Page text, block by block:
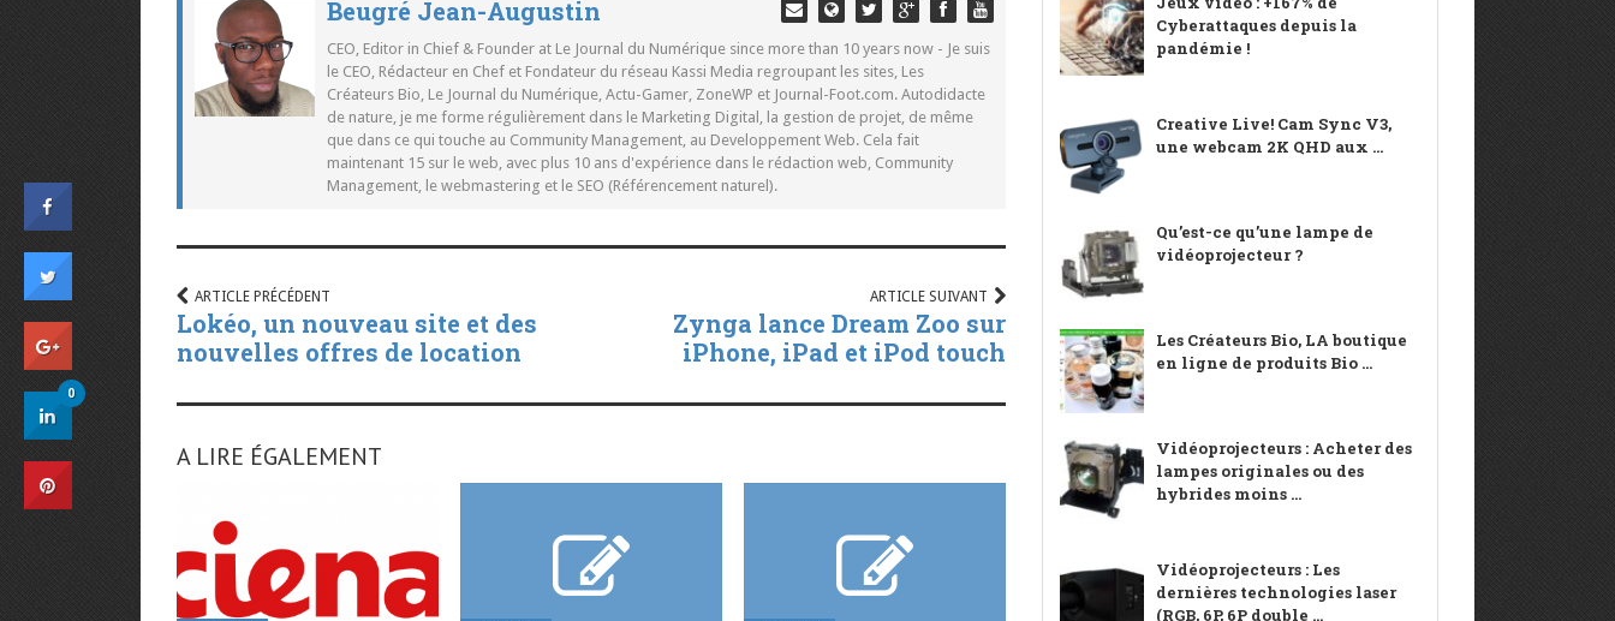
Beugré Jean-Augustin
CEO, Editor in Chief & Founder at Le Journal du Numérique since more than 10 years now - Je suis
le CEO, Rédacteur en Chef et Fondateur du réseau Kassi Media regroupant les sites, Les
Créateurs Bio, Le Journal du Numérique, Actu-Gamer, ZoneWP et Journal-Foot.com. Autodidacte
de nature, je me forme régulièrement dans le Marketing Digital, la gestion de projet, de même
que dans ce qui touche au Community Management, au Developpement Web. Cela fait
maintenant 15 sur le web, avec plus 10 ans d'expérience dans le rédaction web, Community
Management, le webmastering et le SEO (Référencement naturel).
ARTICLE PRÉCÉDENT
Lokéo, un nouveau site et des
nouvelles offres de location
ARTICLE SUIVANT
Zynga lance Dream Zoo sur
iPhone, iPad et iPod touch
A LIRE ÉGALEMENT
Cyberattaques depuis la
pandémie !
Creative Live! Cam Sync V3,
une webcam 2K QHD aux ...
Qu’est-ce qu’une lampe de
vidéoprojecteur ?
Les Créateurs Bio, LA boutique
en ligne de produits Bio ...
Vidéoprojecteurs : Acheter des
lampes originales ou des
hybrides moins ...
Vidéoprojecteurs : Les
dernières technologies laser
(RGB, 6P, 6P double ...
0